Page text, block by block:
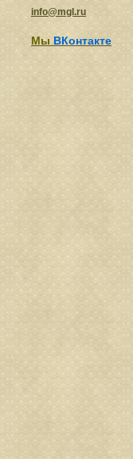
info@mgl.ru
Мы ВКонтакте